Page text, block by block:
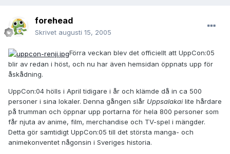
forehead
Skrivet augusti 15, 2005
Förra veckan blev det officiellt att UppCon:05
blir av redan i höst, och nu har även hemsidan öppnats upp för
åskådning.
UppCon:04 hölls i April tidigare i år och klämde då in ca 500
personer i sina lokaler. Denna gången slår Uppsalakailite hårdare
på trumman och öppnar upp portarna för hela 800 personer som
får njuta av anime, film, merchandise och TV-spel i mängder.
Detta gör samtidigt UppCon:05 till det största manga- och
animekonventet någonsin i Sveriges historia.